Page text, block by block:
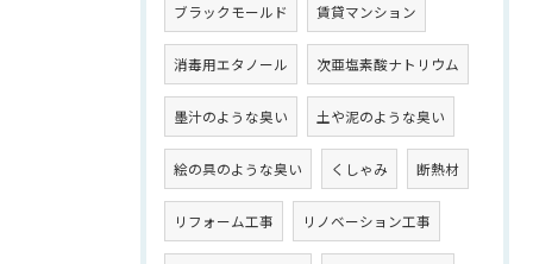
ブラックモールド 賃貸マンション
消毒用エタノール 次亜塩素酸ナトリウム
墨汁のような臭い 土や泥のような臭い
絵の具のような臭い くしゃみ 断熱材
リフォーム工事 リノベーション工事